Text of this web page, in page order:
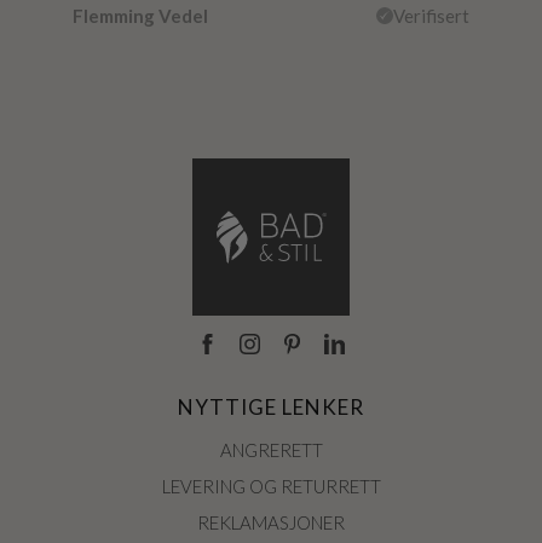
Flemming Vedel
Verifisert
NYTTIGE LENKER
ANGRERETT
LEVERING OG RETURRETT
REKLAMASJONER